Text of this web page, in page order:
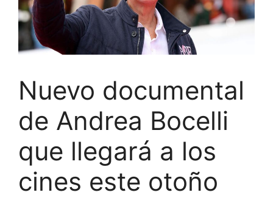
Nuevo documental
de Andrea Bocelli
que llegará a los
cines este otoño